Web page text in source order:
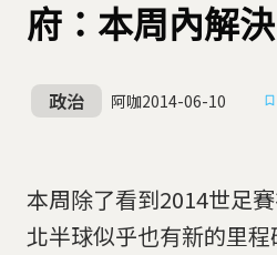
府：本周內解
政治 阿咖2014-06-10
本周除了看到2014世足
北半球似乎也有新的里